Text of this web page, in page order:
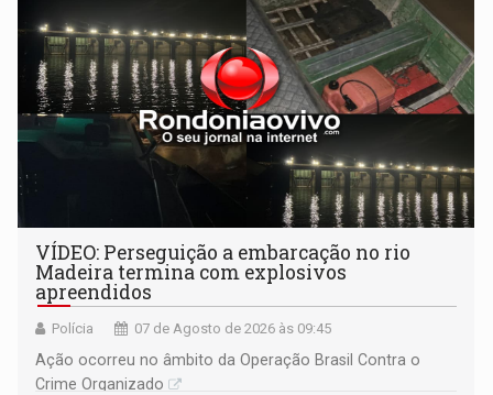
VÍDEO: Perseguição a embarcação no rio
Madeira termina com explosivos
apreendidos
Polícia 07 de Agosto de 2026 às 09:45
Ação ocorreu no âmbito da Operação Brasil Contra o
Crime Organizado